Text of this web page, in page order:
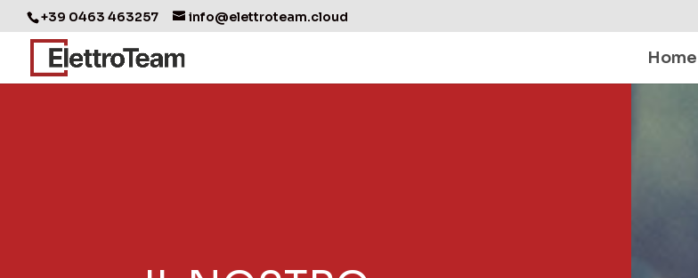
+39 0463 463257 info@elettroteam.cloud
Home